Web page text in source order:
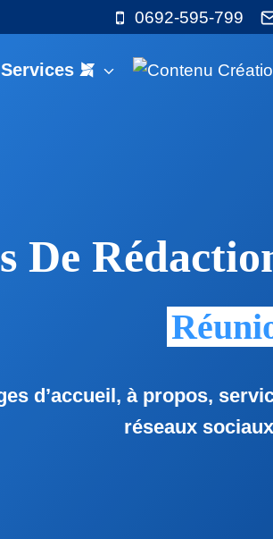
0692-595-799
Services
De
d’accueil, à propos,
réseaux